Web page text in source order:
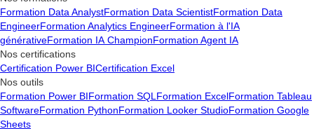
Formation Data AnalystFormation Data ScientistFormation Data
EngineerFormation Analytics EngineerFormation à l'IA
générativeFormation IA ChampionFormation Agent IA
Nos certifications
Certification Power BICertification Excel
Nos outils
Formation Power BIFormation SQL Formation ExcelFormation Tableau
SoftwareFormation PythonFormation Looker StudioFormation Google
Sheets